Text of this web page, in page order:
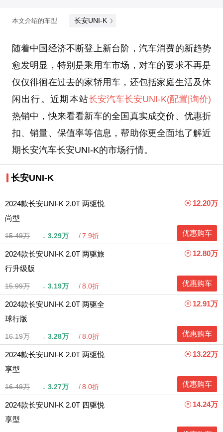
本文介绍的车型 长安UNI-K
随着中国经济不断登上新台阶，汽车消费的新趋势
愈发明显，特别是乘用车市场，对车的要求不再是
仅仅徘徊在过去的家轿用车，还包括家庭生活及休
闲出行。近期本站长安汽车长安UNI-K(配置 |询价)
热销中，快来看看新车的全国真实成交价、优惠折
扣、销量、保值率等信息，帮助你更全面地了解近
期长安汽车长安UNI-K的市场行情。
长安UNI-K
2024款长安UNI-K 2.0T 两驱悦
尚型
15.49万 ↓ 3.29万 7.9折
12.20万
优惠购车
2024款长安UNI-K 2.0T 两驱旅
行升级版
15.99万 ↓ 3.19万 8.0折
12.80万
优惠购车
2024款长安UNI-K 2.0T 两驱全
球行版
16.19万 ↓ 3.28万 8.0折
12.91万
优惠购车
2024款长安UNI-K 2.0T 两驱悦
享型
16.49万 ↓ 3.27万 8.0折
13.22万
优惠购车
2024款长安UNI-K 2.0T 四驱悦
享型
14.24万